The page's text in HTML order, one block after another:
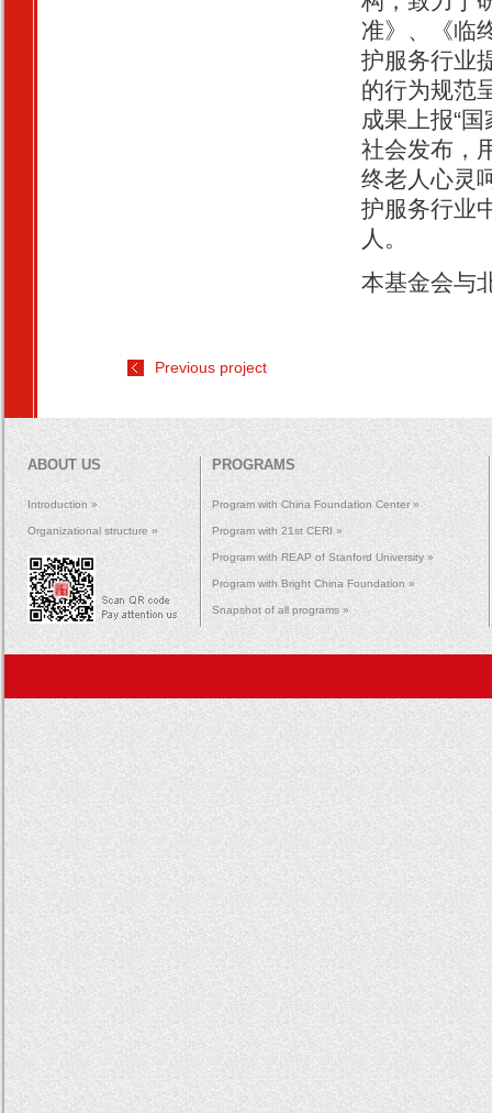
准》、《临
护服务行业
的行为规范
成果上报“
社会发布，
终老人心灵
护服务行业
人。
本基金会与
Previous project
ABOUT US
Introduction »
Organizational structure »
PROGRAMS
Program with China Foundation Center »
Program with 21st CERI »
Program with REAP of Stanford University »
Program with Bright China Foundation »
Snapshot of all programs »